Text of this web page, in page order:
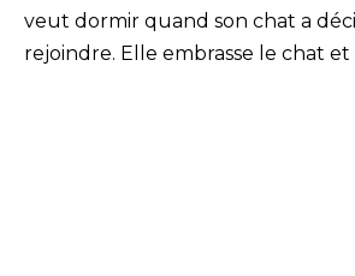
veut dormir quand son chat a
rejoindre. Elle embrasse le chat et